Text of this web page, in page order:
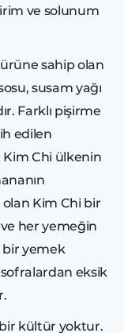
ve solunum
sahip olan
susam yağı
Farklı pişirme
edilen
Kim Chi ülkenin
olan Kim Chi bir
her yemeğin
bir yemek
eksik
bir kültür yoktur.